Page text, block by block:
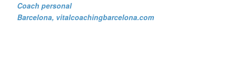
Coach personal
Barcelona, vitalcoachingbarcelona.com